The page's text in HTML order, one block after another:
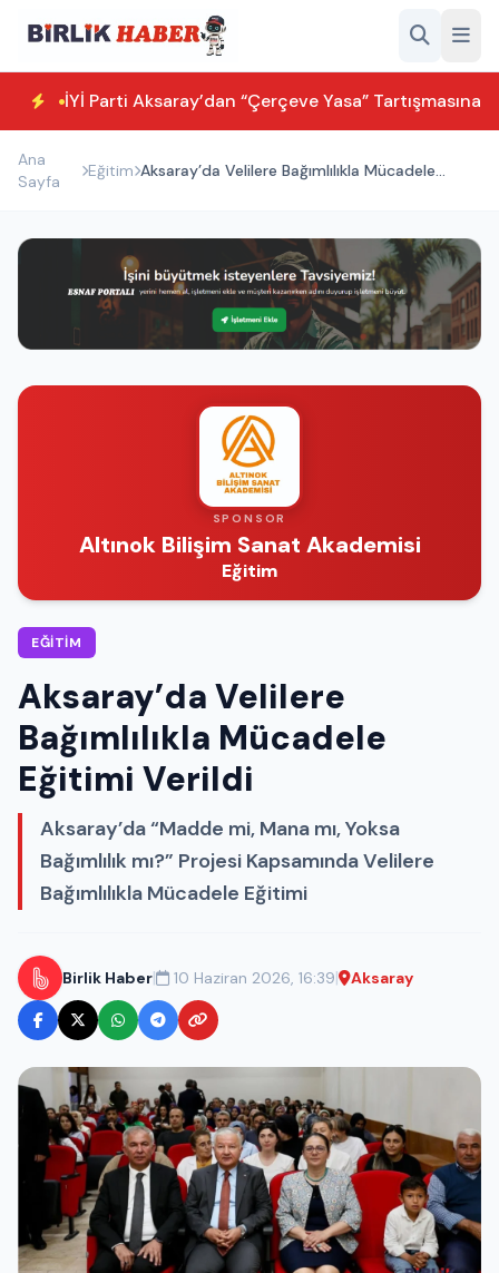
İYİ Parti Aksaray’dan “Çerçeve Yasa” Tartışmasına
Ana
Sayfa
Eğitim Aksaray’da Velilere Bağımlılıkla Mücadele
SPONSOR
Altınok Bilişim Sanat Akademisi
Eğitim
EĞITIM
Aksaray’da Velilere
Bağımlılıkla Mücadele
Eğitimi Verildi
Aksaray’da “Madde mi, Mana mı, Yoksa
Bağımlılık mı?” Projesi Kapsamında Velilere
Bağımlılıkla Mücadele Eğitimi
Birlik Haber| 10 Haziran 2026, 16:39| Aksaray